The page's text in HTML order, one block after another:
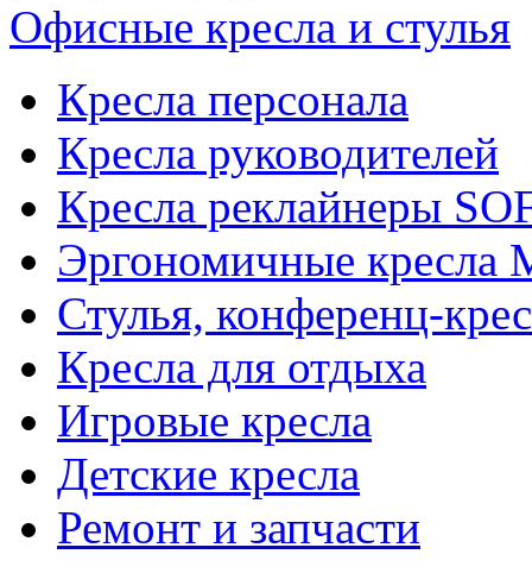
Офисные кресла и стулья
Кресла персонала
Кресла руководителей
Кресла реклайнеры
Эргономичные
Стулья, конференц-
Кресла для отдыха
Игровые кресла
Детские кресла
Ремонт и запчасти